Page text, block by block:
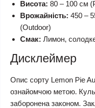
Висота: 80 – 100 см
Врожайність: 450 –
(Outdoor)
Смак: Лимон,
Дисклеймер
Опис сорту Lemon Pie
ознайомчою метою.
заборонена законом.